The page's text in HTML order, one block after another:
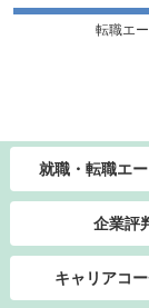
転職エ
就職・転職エ
企業評
キャリアコ